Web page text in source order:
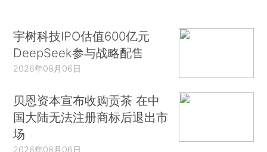
宇树科技IPO估值600亿元
DeepSeek参与战略配售
2026年08月06日
贝恩资本宣布收购贡茶 在中
国大陆无法注册商标后退出市
场
2026年08月06日